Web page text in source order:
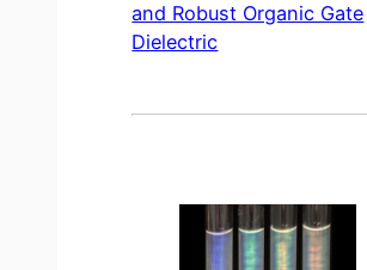
and Robust Organic Gate
Dielectric